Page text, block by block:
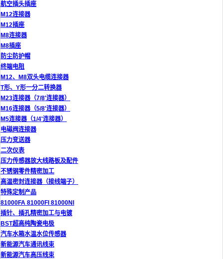
航空插头插座
M12连接器
M12插座
M8连接器
M8插座
防尘防护帽
终端电阻
M12、M8双头电缆连接器
T形、Y形一分二转换器
M23连接器（7/8'连接器）
M16连接器（5/8'连接器）
M5连接器（1/4'连接器）
电磁阀连接器
压力变送器
二次仪表
压力传感器放大线路板及配件
不锈钢零件精密加工
高温密封连接器（接线端子）
特殊定制产品
81000FA 81000FI 81000NI
插针、插孔精密加工与电镀
BST超高纯陶瓷电极
汽车水箱水温水位传感器
新能源汽车通讯线束
新能源汽车高压线束